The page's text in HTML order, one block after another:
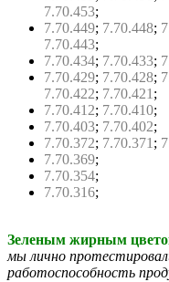
7.70.453;
7.70.449; 7.70.448;
7.70.443;
7.70.434; 7.70.433;
7.70.429; 7.70.428;
7.70.422; 7.70.421 ;
7.70.412; 7.70.410;
7.70.403; 7.70.402;
7.70.372; 7.70.371 ;
7.70.369;
7.70.354;
7.70.316;
Зеленым жирным
мы лично
работоспособность